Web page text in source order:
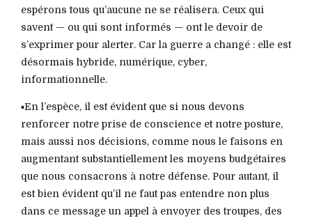
espérons tous qu’aucune ne se réalisera. Ceux qui
savent — ou qui sont informés — ont le devoir de
s’exprimer pour alerter. Car la guerre a changé : elle est
désormais hybride, numérique, cyber,
informationnelle.
▪️En l’espèce, il est évident que si nous devons
renforcer notre prise de conscience et notre posture,
mais aussi nos décisions, comme nous le faisons en
augmentant substantiellement les moyens budgétaires
que nous consacrons à notre défense. Pour autant, il
est bien évident qu’il ne faut pas entendre non plus
dans ce message un appel à envoyer des troupes, des